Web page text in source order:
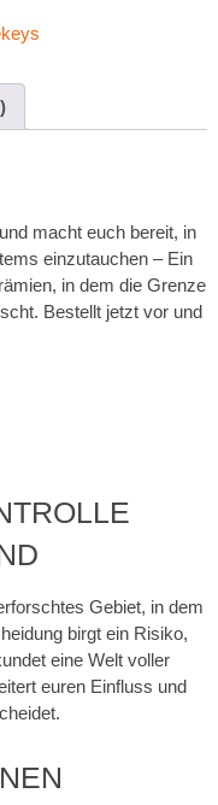
macht euch bereit, in
einzutauchen – Ein
in dem die Grenze
Bestellt jetzt vor und
Gebiet, in dem
birgt ein Risiko,
eine Welt voller
euren Einfluss und